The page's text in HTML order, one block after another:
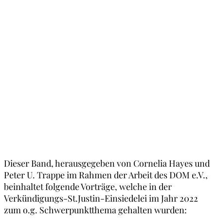
Dieser Band, herausgegeben von Cornelia Hayes und
Peter U. Trappe im Rahmen der Arbeit des DOM e.V.,
beinhaltet folgende Vorträge, welche in der
Verkündigungs-St.Justin-Einsiedelei im Jahr 2022
zum o.g. Schwerpunktthema gehalten wurden: